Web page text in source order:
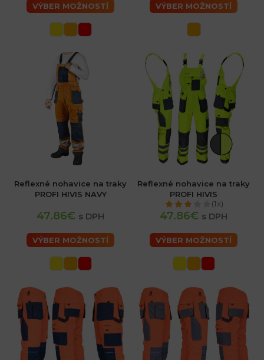
VÝBER MOŽNOSTÍ VÝBER MOŽNOSTÍ
Reflexné nohavice na traky
PROFI HIVIS NAVY
47.86€ s DPH
VÝBER MOŽNOSTÍ
Reflexné nohavice na traky
PROFI HIVIS
(1x)
47.86€ s DPH
VÝBER MOŽNOSTÍ